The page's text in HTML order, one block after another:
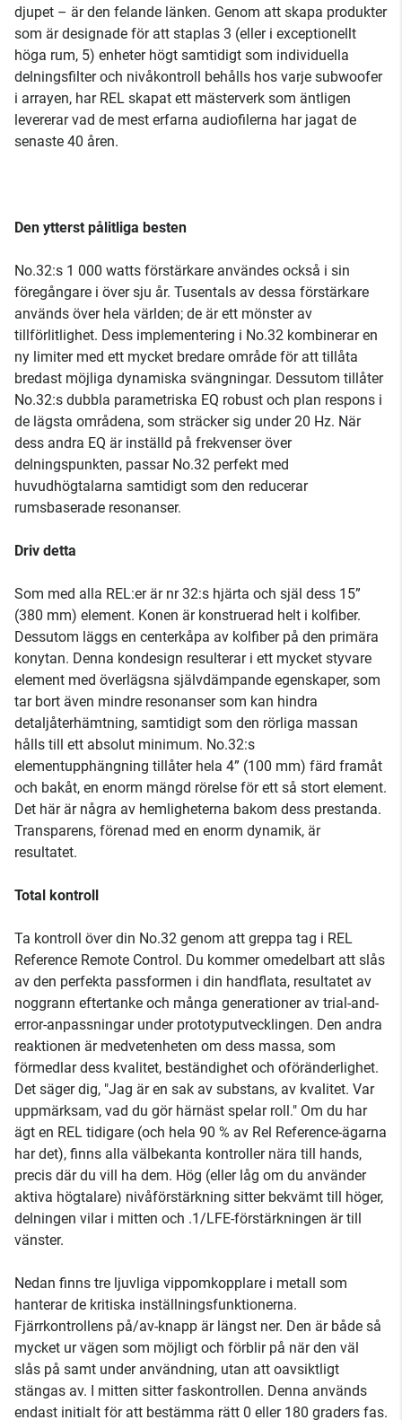
djupet – är den felande länken. Genom att skapa produkter
som är designade för att staplas 3 (eller i exceptionellt
höga rum, 5) enheter högt samtidigt som individuella
delningsfilter och nivåkontroll behålls hos varje subwoofer
i arrayen, har REL skapat ett mästerverk som äntligen
levererar vad de mest erfarna audiofilerna har jagat de
senaste 40 åren.
Den ytterst pålitliga besten
No.32:s 1 000 watts förstärkare användes också i sin
föregångare i över sju år. Tusentals av dessa förstärkare
används över hela världen; de är ett mönster av
tillförlitlighet. Dess implementering i No.32 kombinerar en
ny limiter med ett mycket bredare område för att tillåta
bredast möjliga dynamiska svängningar. Dessutom tillåter
No.32:s dubbla parametriska EQ robust och plan respons i
de lägsta områdena, som sträcker sig under 20 Hz. När
dess andra EQ är inställd på frekvenser över
delningspunkten, passar No.32 perfekt med
huvudhögtalarna samtidigt som den reducerar
rumsbaserade resonanser.
Driv detta
Som med alla REL:er är nr 32:s hjärta och själ dess 15”
(380 mm) element. Konen är konstruerad helt i kolfiber.
Dessutom läggs en centerkåpa av kolfiber på den primära
konytan. Denna kondesign resulterar i ett mycket styvare
element med överlägsna självdämpande egenskaper, som
tar bort även mindre resonanser som kan hindra
detaljåterhämtning, samtidigt som den rörliga massan
hålls till ett absolut minimum. No.32:s
elementupphängning tillåter hela 4” (100 mm) färd framåt
och bakåt, en enorm mängd rörelse för ett så stort element.
Det här är några av hemligheterna bakom dess prestanda.
Transparens, förenad med en enorm dynamik, är
resultatet.
Total kontroll
Ta kontroll över din No.32 genom att greppa tag i REL
Reference Remote Control. Du kommer omedelbart att slås
av den perfekta passformen i din handflata, resultatet av
noggrann eftertanke och många generationer av trial-and-
error-anpassningar under prototyputvecklingen. Den andra
reaktionen är medvetenheten om dess massa, som
förmedlar dess kvalitet, beständighet och oföränderlighet.
Det säger dig, "Jag är en sak av substans, av kvalitet. Var
uppmärksam, vad du gör härnäst spelar roll." Om du har
ägt en REL tidigare (och hela 90 % av Rel Reference-ägarna
har det), finns alla välbekanta kontroller nära till hands,
precis där du vill ha dem. Hög (eller låg om du använder
aktiva högtalare) nivåförstärkning sitter bekvämt till höger,
delningen vilar i mitten och .1/LFE-förstärkningen är till
vänster.
Nedan finns tre ljuvliga vippomkopplare i metall som
hanterar de kritiska inställningsfunktionerna.
Fjärrkontrollens på/av-knapp är längst ner. Den är både så
mycket ur vägen som möjligt och förblir på när den väl
slås på samt under användning, utan att oavsiktligt
stängas av. I mitten sitter faskontrollen. Denna används
endast initialt för att bestämma rätt 0 eller 180 graders fas.